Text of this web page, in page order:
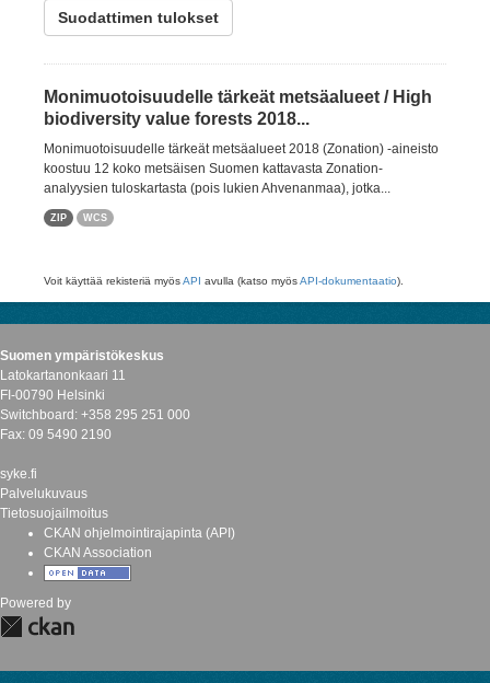
Suodattimen tulokset
Monimuotoisuudelle tärkeät metsäalueet / High
biodiversity value forests 2018...
Monimuotoisuudelle tärkeät metsäalueet 2018 (Zonation) -aineisto
koostuu 12 koko metsäisen Suomen kattavasta Zonation-
analyysien tuloskartasta (pois lukien Ahvenanmaa), jotka...
ZIP WCS
Voit käyttää rekisteriä myösAPI avulla (katso myösAPI-dokumentaatio).
Suomen ympäristökeskus
Latokartanonkaari 11
FI-00790 Helsinki
Switchboard: +358 295 251 000
Fax: 09 5490 2190
syke.fi
Palvelukuvaus
Tietosuojailmoitus
CKAN ohjelmointirajapinta (API)
CKAN Association
Powered by